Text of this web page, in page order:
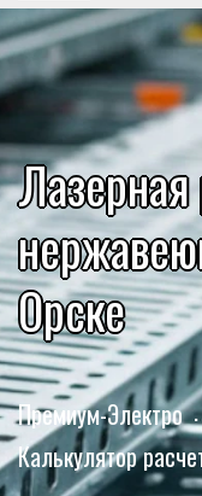
Лазерная
Орске
Премиум-Электро
Калькулятор